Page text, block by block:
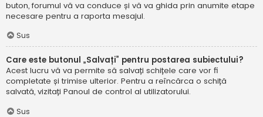
buton, forumul vă va conduce și vă va ghida prin anumite etape
necesare pentru a raporta mesajul.
Sus
Care este butonul „Salvați” pentru postarea subiectului?
Acest lucru vă va permite să salvați schițele care vor fi
completate și trimise ulterior. Pentru a reîncărca o schiță
salvată, vizitați Panoul de control al utilizatorului.
Sus